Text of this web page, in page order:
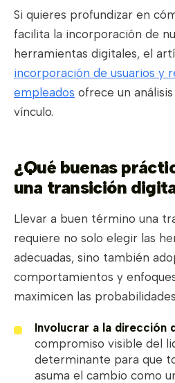
Si quieres profundizar en
facilita la incorporación de
herramientas digitales, el
incorporación de usuarios y
empleados ofrece un
vínculo.
¿Qué buenas
una transición
Llevar a buen término una
requiere no solo elegir las
adecuadas, sino también
comportamientos y
maximicen las
Involucrar a la dirección
compromiso visible del
determinante para que
asuma el cambio como